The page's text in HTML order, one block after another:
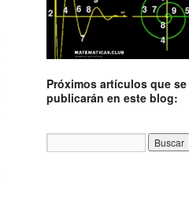
Próximos artículos que se
publicarán en este blog: